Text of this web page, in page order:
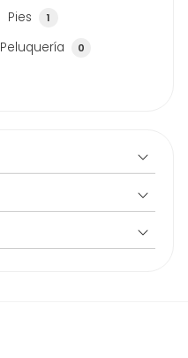
Pies 1
Peluquería 0